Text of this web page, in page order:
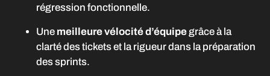
régression fonctionnelle.
Une meilleure vélocité d’équipegrâce à la
clarté des tickets et la rigueur dans la préparation
des sprints.